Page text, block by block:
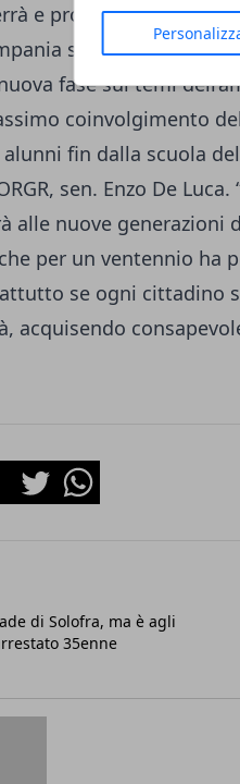
e promuoverà la
sulla raccolta
fase sui temi
coinvolgimento
fin dalla scuola
sen. Enzo De
alle nuove generazioni
per un ventennio ha
se ogni cittadino
acquisendo
TwitterWhatsapp
di Solofra, ma è agli
35enne